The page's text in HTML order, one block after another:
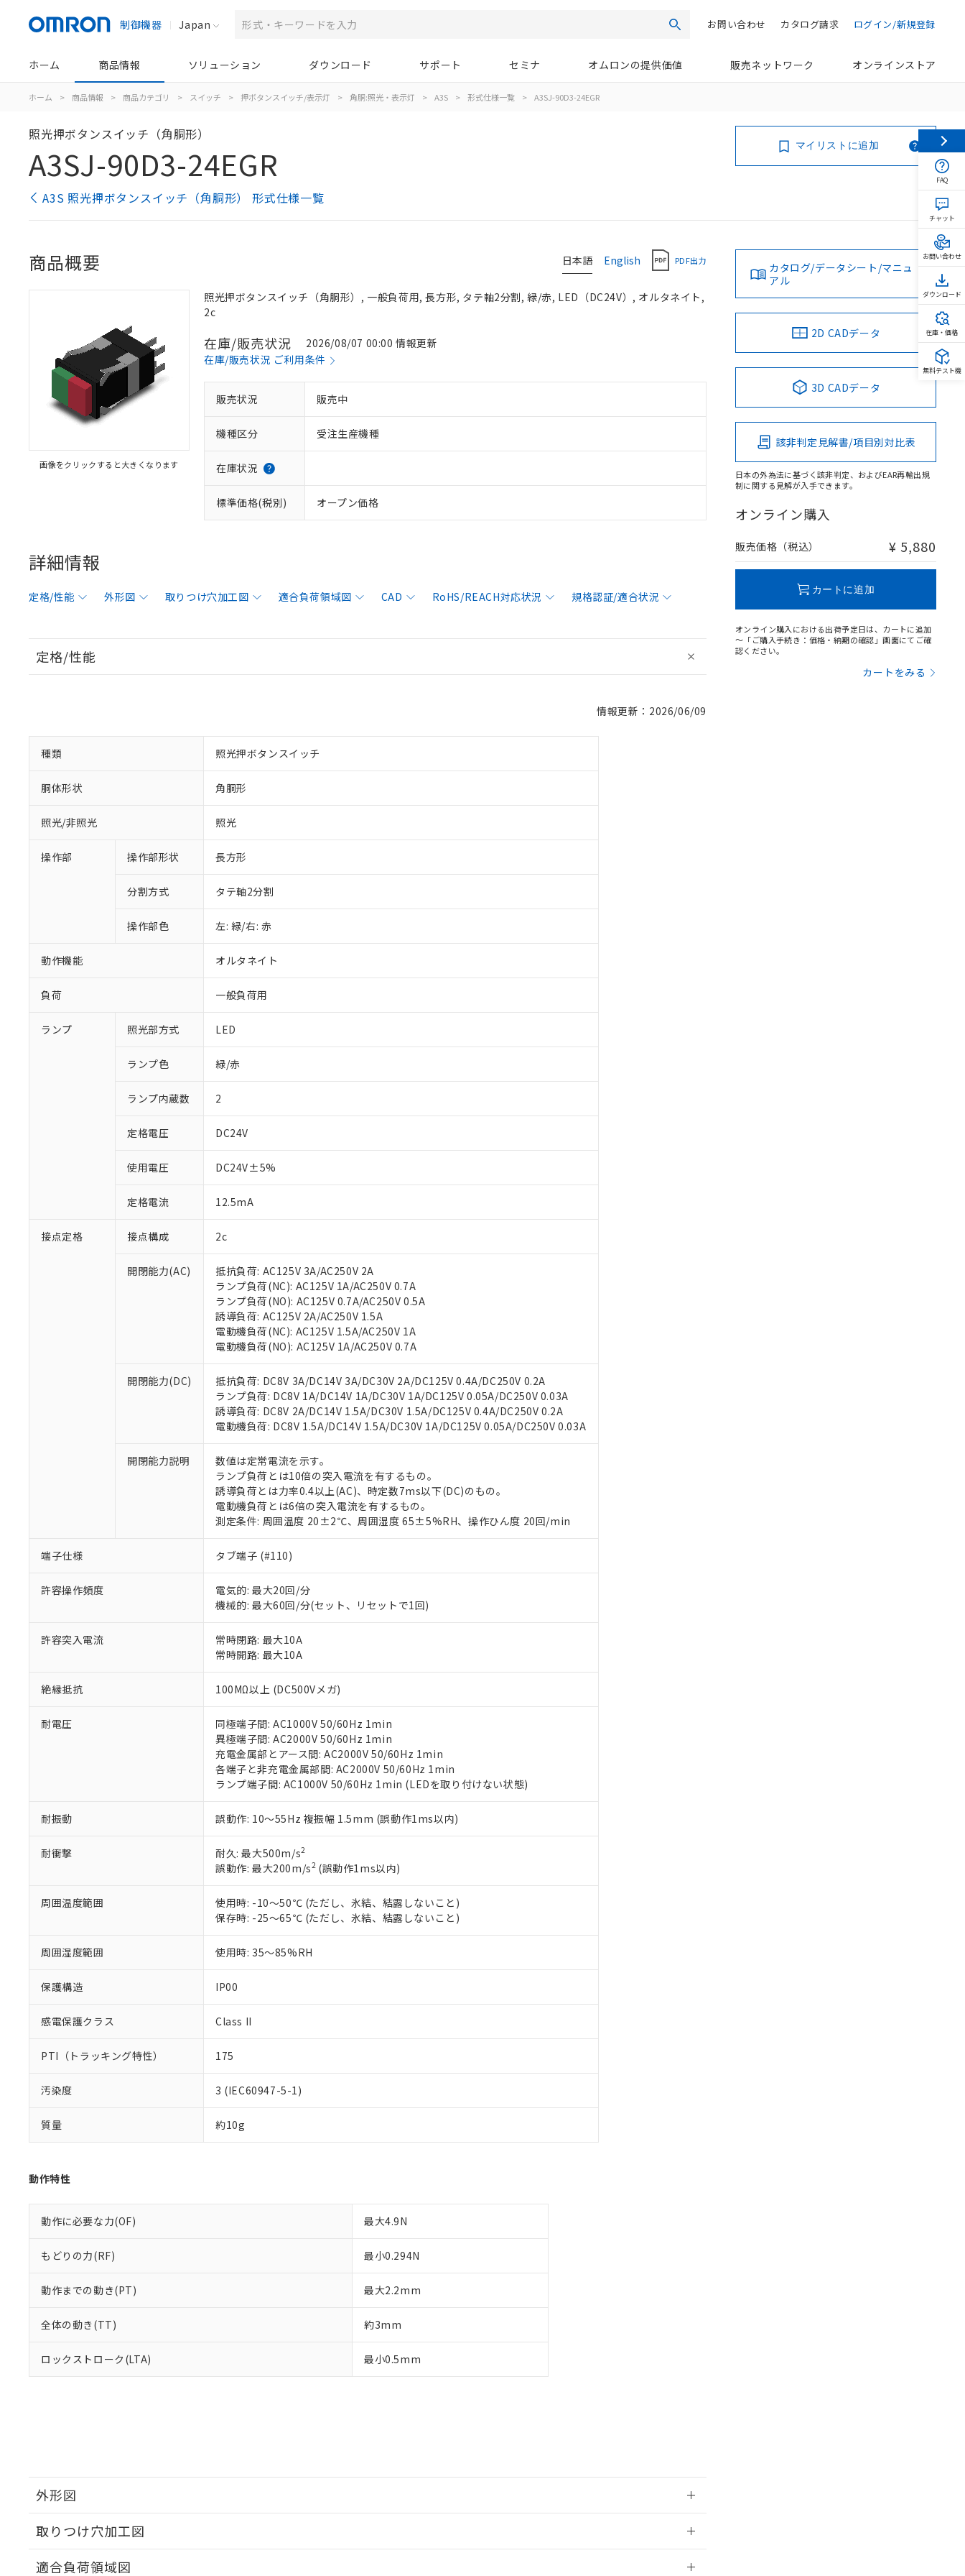
制御機器 Japan 検索 ログイン/新規登録
カタログ請求
お問い合わせ
ホーム 商品情報 ソリューション ダウンロード サポート セミナ オムロンの提供価値 販売ネットワーク オンラインストア
ホーム > 商品情報 > 商品カテゴリ > スイッチ > 押ボタンスイッチ/表示灯 > 角胴:照光・表示灯 > A3S > 形式仕様一覧 > A3SJ-90D3-24EGR
照光押ボタンスイッチ（角胴形）
A3SJ-90D3-24EGR
A3S 照光押ボタンスイッチ（角胴形） 形式仕様一覧
マイリストに追加
日本語 English PDF出力
商品概要
画像をクリックすると大きくなります
照光押ボタンスイッチ（角胴形）, 一般負荷用, 長方形, タテ軸2分割, 緑/赤, LED（DC24V）, オルタネイト,
2c
在庫/販売状況
2026/08/07 00:00 情報更新
在庫/販売状況 ご利用条件
販売状況 販売中
機種区分 受注生産機種
在庫状況
標準価格(税別) オープン価格
詳細情報
定格/性能 外形図 取りつけ穴加工図 適合負荷領域図 CAD RoHS/REACH対応状況 規格認証/適合状況
定格/性能
情報更新：2026/06/09
種類 照光押ボタンスイッチ
胴体形状 角胴形
照光/非照光 照光
操作部 操作部形状 長方形
分割方式 タテ軸2分割
操作部色 左: 緑/右: 赤
動作機能 オルタネイト
負荷 一般負荷用
ランプ 照光部方式 LED
ランプ色 緑/赤
ランプ内蔵数 2
定格電圧 DC24V
使用電圧 DC24V±5%
定格電流 12.5mA
接点定格 接点構成 2c
開閉能力(AC)
抵抗負荷: AC125V 3A/AC250V 2A
ランプ負荷(NC): AC125V 1A/AC250V 0.7A
ランプ負荷(NO): AC125V 0.7A/AC250V 0.5A
誘導負荷: AC125V 2A/AC250V 1.5A
電動機負荷(NC): AC125V 1.5A/AC250V 1A
電動機負荷(NO): AC125V 1A/AC250V 0.7A
開閉能力(DC)
抵抗負荷: DC8V 3A/DC14V 3A/DC30V 2A/DC125V 0.4A/DC250V 0.2A
ランプ負荷: DC8V 1A/DC14V 1A/DC30V 1A/DC125V 0.05A/DC250V 0.03A
誘導負荷: DC8V 2A/DC14V 1.5A/DC30V 1.5A/DC125V 0.4A/DC250V 0.2A
電動機負荷: DC8V 1.5A/DC14V 1.5A/DC30V 1A/DC125V 0.05A/DC250V 0.03A
開閉能力説明
数値は定常電流を示す。
ランプ負荷とは10倍の突入電流を有するもの。
誘導負荷とは力率0.4以上(AC)、時定数7ms以下(DC)のもの。
電動機負荷とは6倍の突入電流を有するもの。
測定条件: 周囲温度 20±2℃、周囲湿度 65±5%RH、操作ひん度 20回/min
端子仕様 タブ端子 (#110)
許容操作頻度
電気的: 最大20回/分
機械的: 最大60回/分(セット、リセットで1回)
許容突入電流
常時閉路: 最大10A
常時開路: 最大10A
絶縁抵抗 100MΩ以上 (DC500Vメガ)
耐電圧
同極端子間: AC1000V 50/60Hz 1min
異極端子間: AC2000V 50/60Hz 1min
充電金属部とアース間: AC2000V 50/60Hz 1min
各端子と非充電金属部間: AC2000V 50/60Hz 1min
ランプ端子間: AC1000V 50/60Hz 1min (LEDを取り付けない状態)
耐振動 誤動作: 10～55Hz 複振幅 1.5mm (誤動作1ms以内)
耐衝撃 耐久: 最大500m/s2
誤動作: 最大200m/s2(誤動作1ms以内)
周囲温度範囲
使用時: -10～50℃ (ただし、氷結、結露しないこと)
保存時: -25～65℃ (ただし、氷結、結露しないこと)
周囲湿度範囲 使用時: 35～85%RH
保護構造 IP00
感電保護クラス Class II
PTI（トラッキング特性） 175
汚染度 3 (IEC60947-5-1)
質量 約10g
動作特性
動作に必要な力(OF) 最大4.9N
もどりの力(RF) 最小0.294N
動作までの動き(PT) 最大2.2mm
全体の動き(TT) 約3mm
ロックストローク(LTA) 最小0.5mm
外形図
取りつけ穴加工図
適合負荷領域図
カタログ/データシート/マニュ
アル
2D CADデータ
3D CADデータ
該非判定見解書/項目別対比表
日本の外為法に基づく該非判定、およびEAR再輸出規
制に関する見解が入手できます。
オンライン購入
販売価格（税込） ¥ 5,880
カートに追加
オンライン購入における出荷予定日は、カートに追加
～「ご購入手続き：価格・納期の確認」画面にてご確
認ください。
カートをみる
ご利用条件
以下の条件をお読みいただき、同意のうえご利用ください。
本サービスは、当社制御機器事業取扱商品の当社在庫状況および標準価格(税抜)を提供させていただ
くものです。
当社制御機器事業取扱商品の中には、本サービスの対象外となる商品もあることをご了承ください。
のであり、閲覧された時点での実際の在庫および標準価格とは異なる場合があることをご了承くださ
い。
正式な納期状況および標準価格はお客様のお取引先、またはお客様担当のオムロン制御機器販売店・
オムロン制御機器販売店や当社販売拠点は「
在庫状況および標準価格結果を当社の事前の承諾なく第三者に漏洩または開示しないようお願いしま
す。
マイパーツ機能（部品リスト作成サービス）をご利用いただくには、I-Webメンバーズにご登録され
ている必要があります。
お客様が当ウェブサイト上で当社にご登録された部品リストについて、当社および当社の共同利用者
が、当社の製品・サービスに関するお客様との取引・商談に必要な範囲で利用することをご了承くだ
さい。
※当社の共同利用者とは、 "個人情報の共同利用に関して"
いる法人を指します。
※1 対応状況
対応済み：EU RoHS指令（10物質）の非含有に対応した製品が提供可能な商品です。
対応予定：EU RoHS指令（10物質）の非含有に対応した製品に切り替える予定のある商品です。
対応予定なし：EU RoHS指令（10物質）の非含有に非対応の商品で、対応品を出す予定はありません。
調査・確認中：EU RoHS指令（10物質）の非含有の対応状況を調査中または確認中の商品です。
非該当品：ライセンス料など無形物で、有害物質有無と関係のない商品です。
仕入先様の事情により、非含有部品としていたものが、含有品と判明した場合などやむを得ず変更すること
があります。
*EU RoHS指令（10物質）：
フタル酸ビス(2-エチルヘキシル) (DEHP)(別名：DOP) 1000ppm以下、フタル酸ブチルベンジル（BBP） 1000ppm以下、フタル酸ジブチ
但し、RoHS指令で産業用監視および制御機器に対する適用除外項目は除く。
フタル酸エステル類の４物質については閾値を超える意図的な使用がないことを確認しています。
部品在庫の切り替え状況などにより、予定月が前後することがあります。
※3 非含有証明書ダウンロード
下記の非含有証明書をダウンロードすることができます。
EU RoHS指令（10物質）の非含有証明書
※本証明書は発行日時点で非含有を証明するもので、過去に遡って非含有を証明するものではありません。
また、RoHS指令のフタル酸エステル類４物質の対応では、対応完了までの期間は出荷製品に未対応品が
既に当社にて対応品への在庫切替を完了していることから、特段のことがない限り、2022年1月12日よ
り割愛しております。
※1 中国RoHS○×表
「○」：最大均質材料含有率が中国RoHSの基準値以下であることを示します。
「×」：最大均質材料含有率が中国RoHSの基準値を超えていることを示します。
*中国RoHS10物質の基準値 (GB/T26572)：
Pb(鉛) :1000ppm、 Hg(水銀) : 1000ppm、 Cd(カドミウム) : 100ppm、
Cr(Ⅵ)(六価クロム) : 1000ppm、 PBBs(ポリ臭化ビフェニル類) : 1000ppm、 PBDEs(ポリ臭化ジフェニルエーテル類) : 1000ppm、
DBP(フタル酸ジブチル) : 1000ppm、 DIBP(フタル酸ジイソブチル) : 1000ppm、 BBP(フタル酸ブチルベンジル) : 1000ppm、
DEHP(フタル酸ビス(2-エチルヘキシル)) : 1000ppm
※2 環境保護使用期限
「10」：通常の使用状況下において有害物質が外部に漏えいし、環境に深刻な影響を及ぼさない年数を意
味します。
「－」：未確認です。当社販売部門へお問い合わせください。
当社は、これら貴社製品のうち、外国為替および外国貿易法に定める商品（以下｢規制貨物等」とい
う）を輸出または国外への提供する場合は、日本国政府の輸出許可(または役務取引許可)を取得する
などの必要な手続きをとります。
当社は規制貨物を破棄する場合は、完全に破砕するなど、違法に輸出されないよう必要な手段を講じ
ます。
当社は貴社製品を、核兵器、ミサイル、化学兵器、生物兵器またはその他武器並びにこれらの製造装
置等に一切使用いたしません。
また当社は、販売先および販売に係わる関係者が違法に輸出するおそれがある場合は、取り引きをい
たしません。
合意する
号
○ 一定数以上の在庫あり
－
在庫なし(最新の在庫状況については、お客様のお取引先、またはお客様担当のオムロン制御
白
FAQ
チャット
お問い合わせ
ダウンロード
在庫・価格
無料テスト機